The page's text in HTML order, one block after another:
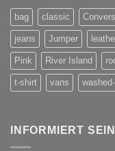
bag classic
jeans Jumper
Pink River Island
t-shirt vans
INFORMIERT SEIN